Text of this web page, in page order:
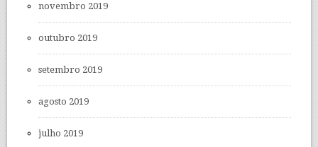
novembro 2019
outubro 2019
setembro 2019
agosto 2019
julho 2019